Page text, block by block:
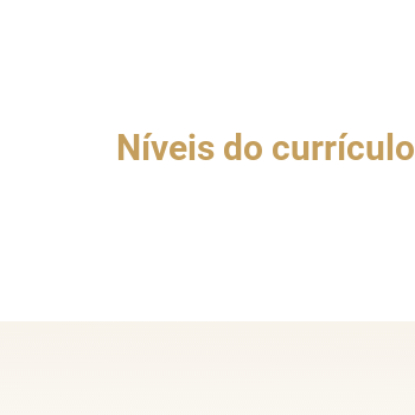
Níveis do currículo